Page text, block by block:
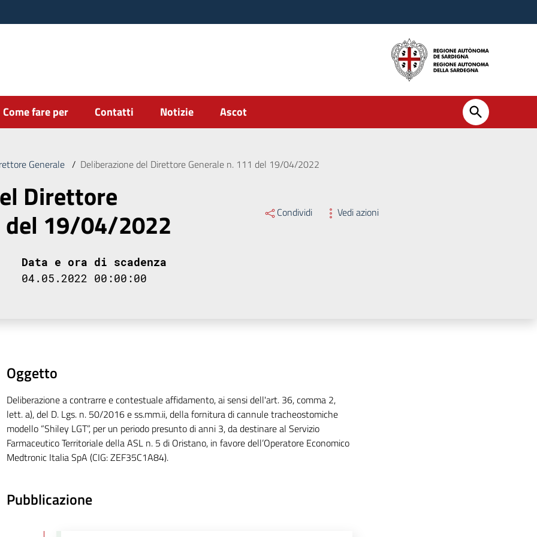
Come fare per Contatti Notizie Ascot
Generale / Deliberazione del Direttore Generale n. 111 del 19/04/2022
Direttore
del 19/04/2022 Condividi Vedi azioni
Data e ora di scadenza
04.05.2022 00:00:00
Oggetto
Deliberazione a contrarre e contestuale affidamento, ai sensi dell'art. 36, comma 2,
lett. a), del D. Lgs. n. 50/2016 e ss.mm.ii, della fornitura di cannule tracheostomiche
modello “Shiley LGT”, per un periodo presunto di anni 3, da destinare al Servizio
Farmaceutico Territoriale della ASL n. 5 di Oristano, in favore dell’Operatore Economico
Medtronic Italia SpA (CIG: ZEF35C1A84).
Pubblicazione